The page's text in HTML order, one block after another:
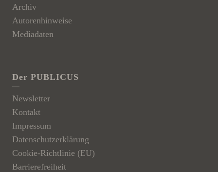
Archiv
Autorenhinweise
Mediadaten
Der PUBLICUS
Newsletter
Kontakt
Impressum
Datenschutzerklärung
Cookie-Richtlinie (EU)
Barrierefreiheit